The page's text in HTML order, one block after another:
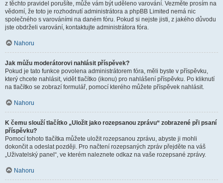
z těchto pravidel porušíte, může vám být uděleno varování. Vezměte prosím na
vědomí, že toto je rozhodnutí administrátora a phpBB Limited nemá nic
společného s varováními na daném fóru. Pokud si nejste jisti, z jakého důvodu
jste obdrželi varování, kontaktujte administrátora fóra.
Nahoru
Jak můžu moderátorovi nahlásit příspěvek?
Pokud je tato funkce povolena administrátorem fóra, měli byste v příspěvku,
který chcete nahlásit, vidět tlačítko (ikonu) pro nahlášení příspěvku. Po kliknutí
na tlačítko se zobrazí formulář, pomocí kterého můžete příspěvek nahlásit.
Nahoru
K čemu slouží tlačítko „Uložit jako rozepsanou zprávu“ zobrazené při psaní
příspěvku?
Pomocí tohoto tlačítka můžete uložit rozepsanou zprávu, abyste ji mohli
dokončit a odeslat později. Pro načtení rozepsaných zpráv přejděte na váš
„Uživatelský panel“, ve kterém naleznete odkaz na vaše rozepsané zprávy.
Nahoru